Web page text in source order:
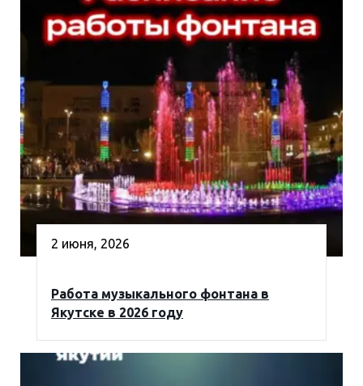
2 июня, 2026
Работа музыкального фонтана в
Якутске в 2026 году